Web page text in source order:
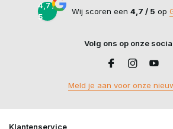
4,7 /
5
Wij scoren een 4,7 / 5 op
Volg ons op onze
Meld je aan voor onze
Klantenservice